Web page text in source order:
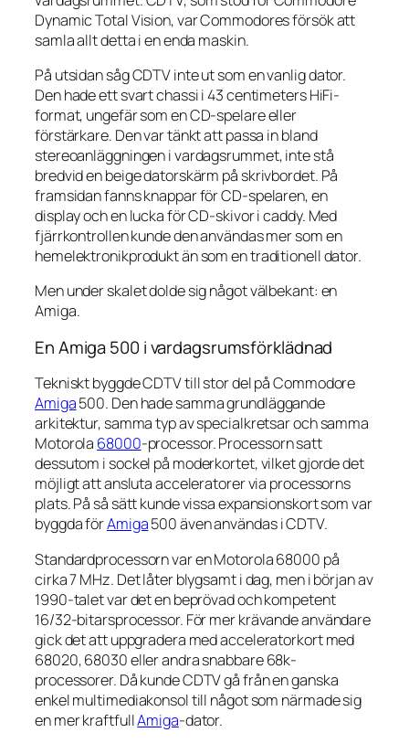
Dynamic Total Vision, var Commodores försök att
samla allt detta i en enda maskin.
På utsidan såg CDTV inte ut som en vanlig dator.
Den hade ett svart chassi i 43 centimeters HiFi-
format, ungefär som en CD-spelare eller
förstärkare. Den var tänkt att passa in bland
stereoanläggningen i vardagsrummet, inte stå
bredvid en beige datorskärm på skrivbordet. På
framsidan fanns knappar för CD-spelaren, en
display och en lucka för CD-skivor i caddy. Med
fjärrkontrollen kunde den användas mer som en
hemelektronikprodukt än som en traditionell dator.
Men under skalet dolde sig något välbekant: en
Amiga.
En Amiga 500 i vardagsrumsförklädnad
Tekniskt byggde CDTV till stor del på Commodore
Amiga500. Den hade samma grundläggande
arkitektur, samma typ av specialkretsar och samma
Motorola 68000-processor. Processorn satt
dessutom i sockel på moderkortet, vilket gjorde det
möjligt att ansluta acceleratorer via processorns
plats. På så sätt kunde vissa expansionskort som var
byggda förAmiga500 även användas i CDTV.
Standardprocessorn var en Motorola 68000 på
cirka 7 MHz. Det låter blygsamt i dag, men i början av
1990-talet var det en beprövad och kompetent
16/32-bitarsprocessor. För mer krävande användare
gick det att uppgradera med acceleratorkort med
68020, 68030 eller andra snabbare 68k-
processorer. Då kunde CDTV gå från en ganska
enkel multimediakonsol till något som närmade sig
en mer kraftfullAmiga-dator.